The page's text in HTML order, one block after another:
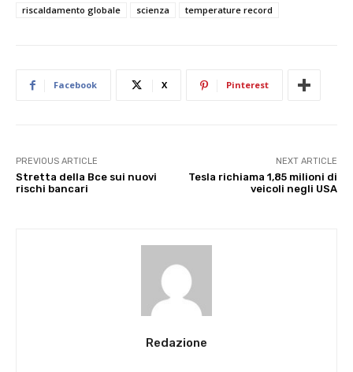
riscaldamento globale
scienza temperature record
Facebook X Pinterest
PREVIOUS ARTICLE
Stretta della Bce sui nuovi
rischi bancari
NEXT ARTICLE
Tesla richiama 1,85 milioni di
veicoli negli USA
Redazione